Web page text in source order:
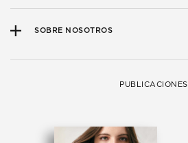
SOBRE NOSOTROS
PUBLICACIONES